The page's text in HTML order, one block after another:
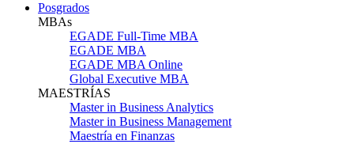
Posgrados
MBAs
EGADE Full-Time MBA
EGADE MBA
EGADE MBA Online
Global Executive MBA
MAESTRÍAS
Master in Business Analytics
Master in Business Management
Maestría en Finanzas